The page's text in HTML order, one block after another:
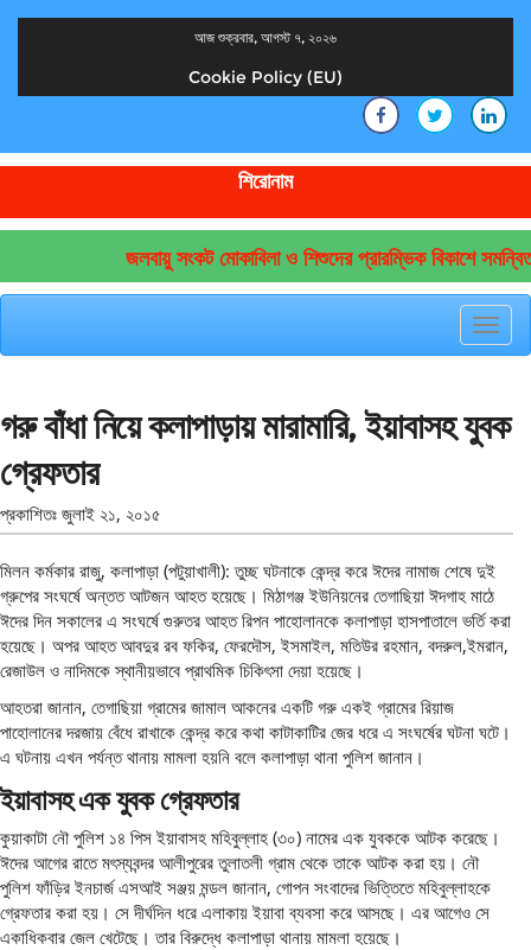
আজ শুক্রবার, আগস্ট ৭, ২০২৬
Cookie Policy (EU)
শিরোনাম
জলবায়ু সংকট মোকাবিলা ও শিশুদের প্রারম্ভিক বিকাশে
গরু বাঁধা নিয়ে কলাপাড়ায় মারামারি, ইয়াবাসহ যুবক
গ্রেফতার
প্রকাশিতঃ জুলাই ২১, ২০১৫
মিলন কর্মকার রাজু, কলাপাড়া (পটুয়াখালী): তুচ্ছ ঘটনাকে কেন্দ্র করে ঈদের নামাজ শেষে দুই
গ্রুপের সংঘর্ষে অন্তত আটজন আহত হয়েছে। মিঠাগঞ্জ ইউনিয়নের তেগাছিয়া ঈদগাহ মাঠে
ঈদের দিন সকালের এ সংঘর্ষে গুরুতর আহত রিপন পাহোলানকে কলাপাড়া হাসপাতালে ভর্তি করা
হয়েছে। অপর আহত আবদুর রব ফকির, ফেরদৌস, ইসমাইল, মতিউর রহমান, বদরুল,ইমরান,
রেজাউল ও নাদিমকে স্থানীয়ভাবে প্রাথমিক চিকিৎসা দেয়া হয়েছে।
আহতরা জানান, তেগাছিয়া গ্রামের জামাল আকনের একটি গরু একই গ্রামের রিয়াজ
পাহোলানের দরজায় বেঁধে রাখাকে কেন্দ্র করে কথা কাটাকাটির জের ধরে এ সংঘর্ষের ঘটনা ঘটে।
এ ঘটনায় এখন পর্যন্ত থানায় মামলা হয়নি বলে কলাপাড়া থানা পুলিশ জানান।
ইয়াবাসহ এক যুবক গ্রেফতার
কুয়াকাটা নৌ পুলিশ ১৪ পিস ইয়াবাসহ মহিবুল্লাহ (৩০) নামের এক যুবককে আটক করেছে।
ঈদের আগের রাতে মৎস্যবন্দর আলীপুরের তুলাতলী গ্রাম থেকে তাকে আটক করা হয়। নৌ
পুলিশ ফাঁড়ির ইনচার্জ এসআই সঞ্জয় মন্ডল জানান, গোপন সংবাদের ভিত্তিতে মহিবুল্লাহকে
গ্রেফতার করা হয়। সে দীর্ঘদিন ধরে এলাকায় ইয়াবা ব্যবসা করে আসছে। এর আগেও সে
একাধিকবার জেল খেটেছে। তার বিরুদ্ধে কলাপাড়া থানায় মামলা হয়েছে।